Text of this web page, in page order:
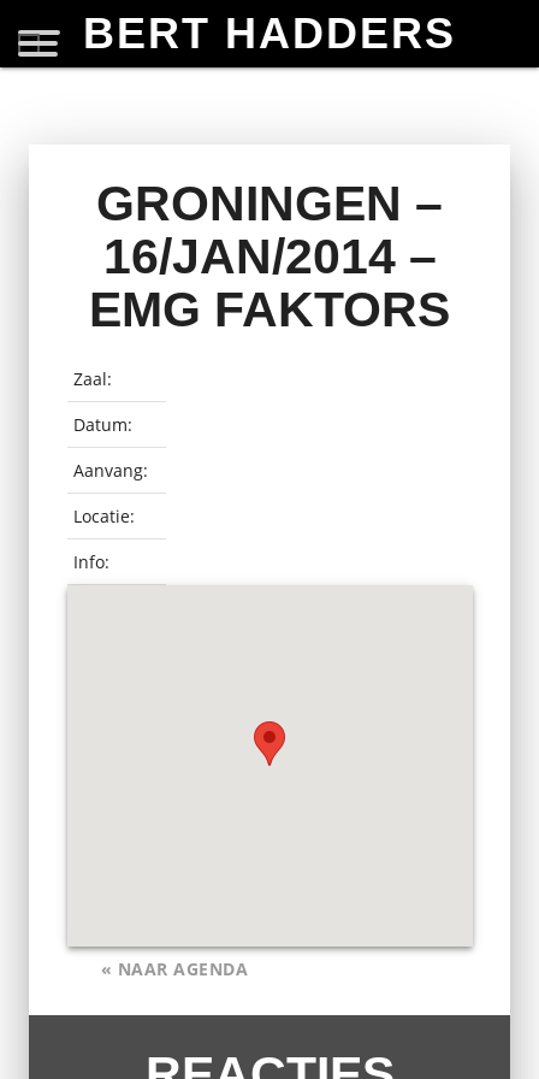
BERT HADDERS
GRONINGEN –
16/JAN/2014 –
EMG FAKTORS
Zaal:
Datum:
Aanvang:
Locatie:
Info:
« NAAR AGENDA